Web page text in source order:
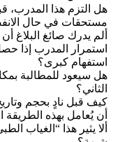
هل التزم هذا المدرب،
مستحقات في حال
ألم يدرك صائغ البلاغ
استمرار المدرب إذا
استفهام كبرى؟
هل سيعود للمطالبة
الثاني؟
أن يُعامل بهذه الطريقة
ألا يثير هذا “الغياب